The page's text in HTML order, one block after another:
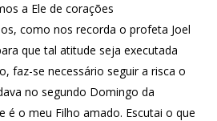
a Ele de corações
como nos recorda o profeta Joel
que tal atitude seja executada
faz-se necessário seguir a risca o
no segundo Domingo da
é o meu Filho amado. Escutai o que